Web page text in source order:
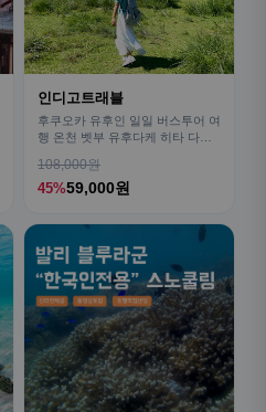
인디고트래블
후쿠오카 유후인 일일 버스투어 여
행 온천 벳부 유후다케 히타 다자
108,000원
45%59,000원